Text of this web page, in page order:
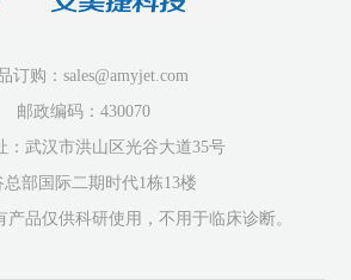
订购：sales@amyjet.com
邮政编码：430070
：武汉市洪山区光谷大道35号
总部国际二期时代1栋13楼
品仅供科研使用，不用于临床诊断。